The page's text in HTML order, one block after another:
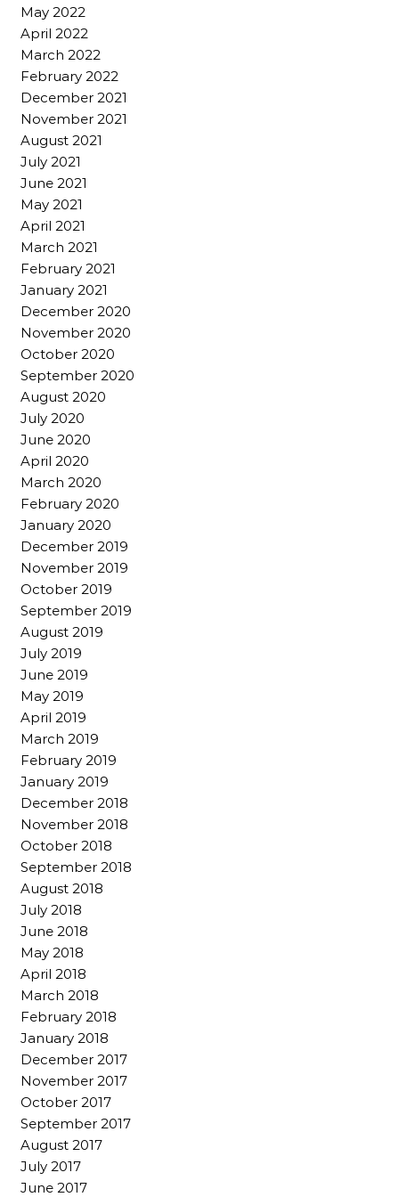
May 2022
April 2022
March 2022
February 2022
December 2021
November 2021
August 2021
July 2021
June 2021
May 2021
April 2021
March 2021
February 2021
January 2021
December 2020
November 2020
October 2020
September 2020
August 2020
July 2020
June 2020
April 2020
March 2020
February 2020
January 2020
December 2019
November 2019
October 2019
September 2019
August 2019
July 2019
June 2019
May 2019
April 2019
March 2019
February 2019
January 2019
December 2018
November 2018
October 2018
September 2018
August 2018
July 2018
June 2018
May 2018
April 2018
March 2018
February 2018
January 2018
December 2017
November 2017
October 2017
September 2017
August 2017
July 2017
June 2017